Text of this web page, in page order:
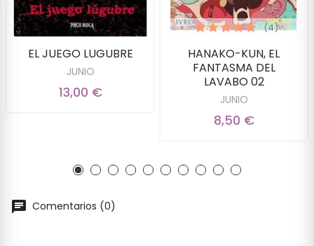
EL JUEGO LUGUBRE
JUNIO
13,00 €
HANAKO-KUN, EL
FANTASMA DEL
LAVABO 02
JUNIO
(4)
8,50 €
Comentarios (0)